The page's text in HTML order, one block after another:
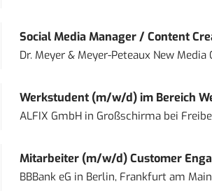
Social Media Manager / Content
Dr. Meyer & Meyer-Peteaux New Media
Werkstudent (m/w/d) im Bereich
ALFIX GmbHin Großschirma bei
Mitarbeiter (m/w/d) Customer
BBBank eG in Berlin, Frankfurt am